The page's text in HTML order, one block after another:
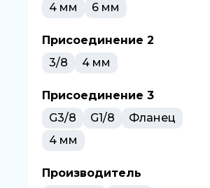
4 мм
6 мм
Присоединение 2
3/8
4 мм
Присоединение 3
G3/8
G1/8
Фланец
4 мм
Производитель